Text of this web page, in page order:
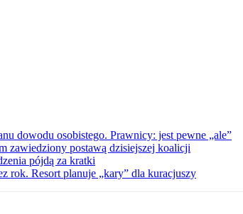
dowodu osobistego. Prawnicy: jest pewne „ale”
zawiedziony postawą dzisiejszej koalicji
pójdą za kratki
rok. Resort planuje „kary” dla kuracjuszy